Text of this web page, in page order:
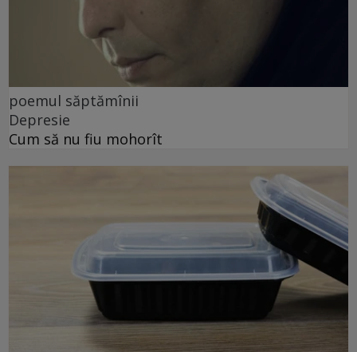
poemul săptămînii
Depresie
Cum să nu fiu mohorît